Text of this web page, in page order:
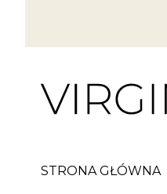
STRONA GŁÓWNA